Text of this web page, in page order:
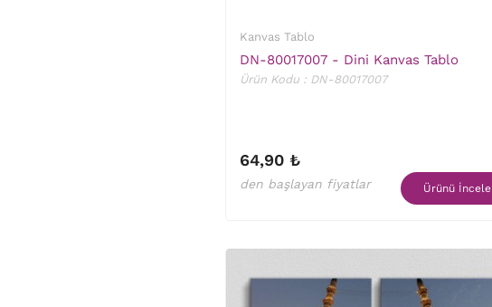
Kanvas Tablo
DN-80017007 - Dini Kanvas Tablo
Ürün Kodu : DN-80017007
64,90 ₺
den başlayan fiyatlar Ürünü İncele